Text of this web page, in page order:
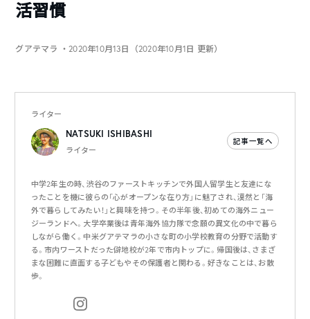
活習慣
グアテマラ ・2020年10月13日（2020年10月1日 更新）
ライター
NATSUKI ISHIBASHI
ライター
記事一覧へ
中学2年生の時、渋谷のファーストキッチンで外国人留学生と友達にな
ったことを機に彼らの「心がオープンな在り方」に魅了され、漠然と「海
外で暮らしてみたい！」と興味を持つ。その半年後、初めての海外ニュー
ジーランドへ。大学卒業後は青年海外協力隊で念願の異文化の中で暮ら
しながら働く。中米グアテマラの小さな町の小学校教育の分野で活動す
る。市内ワーストだった僻地校が2年で市内トップに。帰国後は、さまざ
まな困難に直面する子どもやその保護者と関わる。好きなことは、お散
歩。